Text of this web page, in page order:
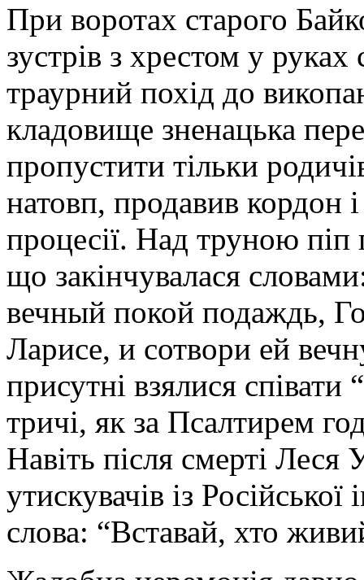
При воротах старого
зустрів з хрестом у
траурний похід до
кладовище зненацька
пропустити тільки
натовп, продавив кордон
процесії. Над труною
що закінчувалася
вечный покой подаждь,
Ларисе, и сотвори ей
присутні взялися співати
тричі, як за Псалтирем
Навіть після смерті Леся
утискувачів із Російської
слова: “Вставай, хто